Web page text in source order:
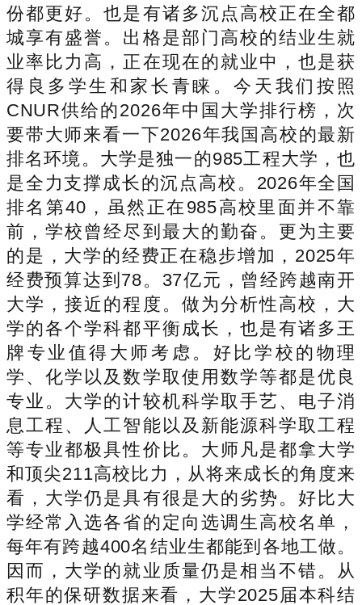
份都更好。也是有诸多沉点高校正在全都
城享有盛誉。出格是部门高校的结业生就
业率比力高，正在现在的就业中，也是获
得良多学生和家长青睐。今天我们按照
CNUR供给的2026年中国大学排行榜，次
要带大师来看一下2026年我国高校的最新
排名环境。大学是独一的985工程大学，也
是全力支撑成长的沉点高校。2026年全国
排名第40，虽然正在985高校里面并不靠
前，学校曾经尽到最大的勤奋。更为主要
的是，大学的经费正在稳步增加，2025年
经费预算达到78。37亿元，曾经跨越南开
大学，接近的程度。做为分析性高校，大
学的各个学科都平衡成长，也是有诸多王
牌专业值得大师考虑。好比学校的物理
学、化学以及数学取使用数学等都是优良
专业。大学的计较机科学取手艺、电子消
息工程、人工智能以及新能源科学取工程
等专业都极具性价比。大师凡是都拿大学
和顶尖211高校比力，从将来成长的角度来
看，大学仍是具有很是大的劣势。好比大
学经常入选各省的定向选调生高校名单，
每年有跨越400名结业生都能到各地工做。
因而，大学的就业质量仍是相当不错。从
积年的保研数据来看，大学2025届本科结